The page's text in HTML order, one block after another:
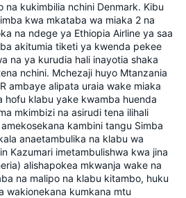
na kukimbilia nchini Denmark. Kibu
kwa mkataba wa miaka 2 na
na ndege ya Ethiopia Airline ya saa
akitumia tiketi ya kwenda pekee
na ya kurudia hali inayotia shaka
nchini. Mchezaji huyo Mtanzania
ambaye alipata uraia wake miaka
hofu klabu yake kwamba huenda
mkimbizi na asirudi tena ilihali
kambini tangu Simba
anaetambulika na klabu wa
Kazumari imetambulishwa kwa jina
alishapokea mkwanja wake na
na malipo na klabu kitambo, huku
wakionekana kumkana mtu